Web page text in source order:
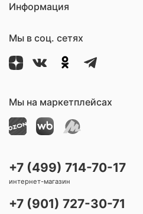
Информация
Мы в соц. сетях
Мы на маркетплейсах
+7 (499) 714-70-17
интернет-магазин
+7 (901) 727-30-71